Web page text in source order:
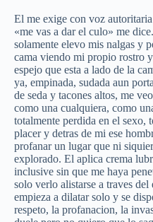
El me exige con voz
«me vas a dar el culo» me
solamente elevo mis nalgas y
cama viendo mi propio rostro
espejo que esta a lado de la
ya, empinada, sudada aun
de seda y tacones altos, me
como una cualquiera, como
totalmente perdida en el sexo,
placer y detras de mi ese
profanar un lugar que ni
explorado. El aplica crema
inclusive sin que me haya
solo verlo alistarse a traves del
empieza a dilatar solo y se
respeto, la profanacion, la